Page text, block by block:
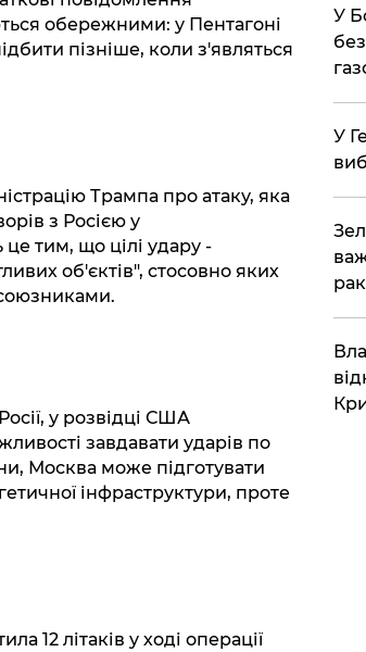
обережними: у Пентагоні
пізніше, коли з'являться
Трампа про атаку, яка
з Росією у
тим, що цілі удару -
об'єктів", стосовно яких
у розвідці США
завдавати ударів по
Москва може підготувати
інфраструктури, проте
12 літаків у ході операції
У
У